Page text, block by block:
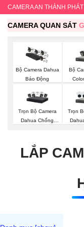
CAMERA AN THÀNH PHÁT
CAMERA QUAN SÁT
Bộ Camera Dahua
Báo Động
Bộ
Trọn Bộ Camera
Dahua Chống
Trọn
LẮP